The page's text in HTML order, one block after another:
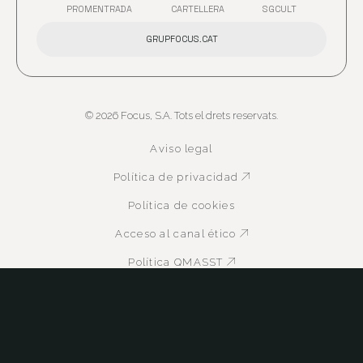
PROMENTRADA ABRE EN NUEVA VENTANA
CARTELLERAABRE EN NUEVA VENTANA
SGCULT
GRUPFOCUS.CAT
© 2026 Focus, S.A. Tots el drets reservats.
Aviso legal
Política de privacidad
Política de cookies
Acceso al canal ético Abre en nueva
Política QMASST Abre en nueva